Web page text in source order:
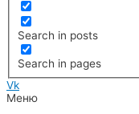
Search in posts
Search in pages
Vk
Меню